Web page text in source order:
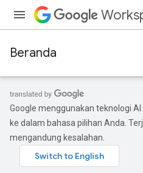
Beranda
Google menggunakan teknologi
ke dalam bahasa pilihan Anda.
mengandung kesalahan.